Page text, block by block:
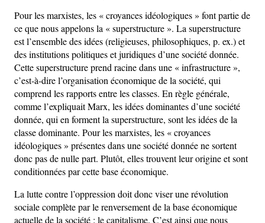
Pour les marxistes, les « croyances idéologiques » font partie de
ce que nous appelons la « superstructure ». La superstructure
est l’ensemble des idées (religieuses, philosophiques, p. ex.) et
des institutions politiques et juridiques d’une société donnée.
Cette superstructure prend racine dans une « infrastructure »,
c’est-à-dire l’organisation économique de la société, qui
comprend les rapports entre les classes. En règle générale,
comme l’expliquait Marx, les idées dominantes d’une société
donnée, qui en forment la superstructure, sont les idées de la
classe dominante. Pour les marxistes, les « croyances
idéologiques » présentes dans une société donnée ne sortent
donc pas de nulle part. Plutôt, elles trouvent leur origine et sont
conditionnées par cette base économique.
La lutte contre l’oppression doit donc viser une révolution
sociale complète par le renversement de la base économique
actuelle de la société : le capitalisme. C’est ainsi que nous